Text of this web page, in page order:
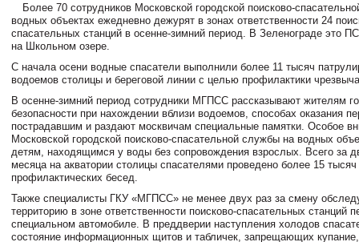
Более 70 сотрудников Московской городской поисково-
водных объектах ежедневно дежурят в зонах ответственности 24
спасательных станций в осенне-зимний период. В Зеленограде это
на Школьном озере.
С начала осени водные спасатели выполнили более 11 тысяч
водоемов столицы и береговой линии с целью профилактики
В осенне-зимний период сотрудники МГПСС рассказывают жителям
безопасности при нахождении вблизи водоемов, способах оказания
пострадавшим и раздают москвичам специальные памятки. Особое
Московской городской поисково-спасательной службы на водных
детям, находящимся у воды без сопровождения взрослых. Всего за
месяца на акватории столицы спасателями проведено более 15 тысяч
профилактических бесед.
Также специалисты ГКУ «МГПСС» не менее двух раз за смену
территорию в зоне ответственности поисково-спасательных станций
специальном автомобиле. В преддверии наступления холодов
состояние информационных щитов и табличек, запрещающих купание,